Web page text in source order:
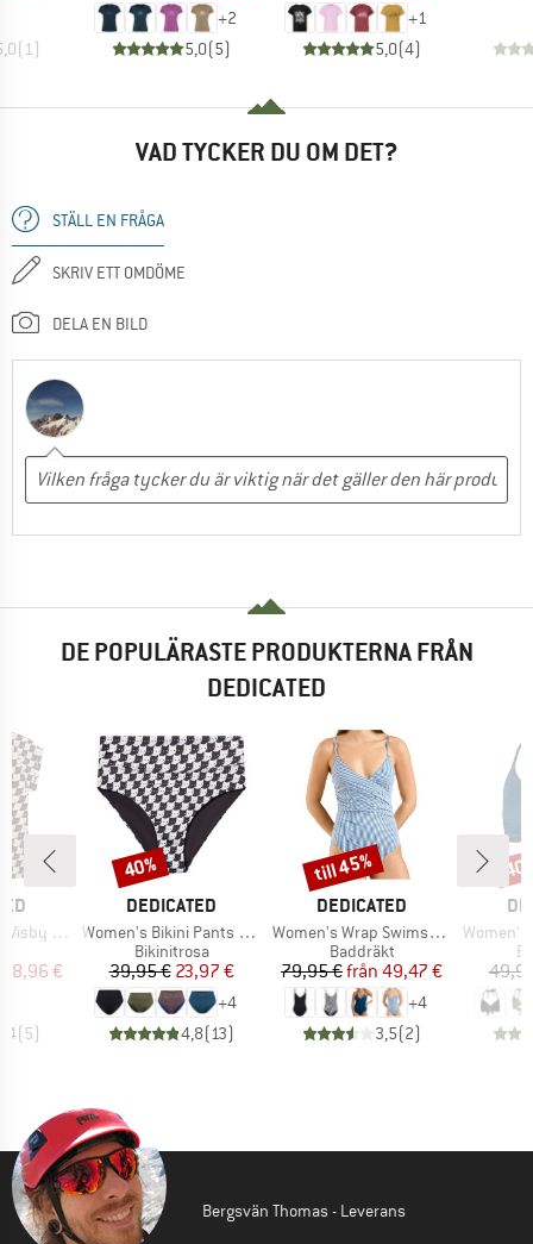
(1)
+2
5,0(5)
+1
5,0(4)
VAD TYCKER DU OM DET?
STÄLL EN FRÅGA
SKRIV ETT OMDÖME
DELA EN BILD
DE POPULÄRASTE PRODUKTERNA FRÅN
DEDICATED
Cats
pris
38,96 €
(5)
VARUMÄRKE
DEDICATED
Produkter
Women's Bikini Pants Slite
Produktgrupp
Bikinitrosa
Pris
39,95 €Reducerat pris
23,97 €
+4
4,8(13)
Rabatt
40%
VARUMÄRKE
DEDICATED
Produkter
Women's Wrap Swimsuit Klinte
Produktgrupp
Baddräkt
Pris
79,95 € Reducerat pris
från 49,47 €
+4
3,5(2)
Rabatt
till 45%
Produkter
Women's
Bergsvän Thomas - Leverans